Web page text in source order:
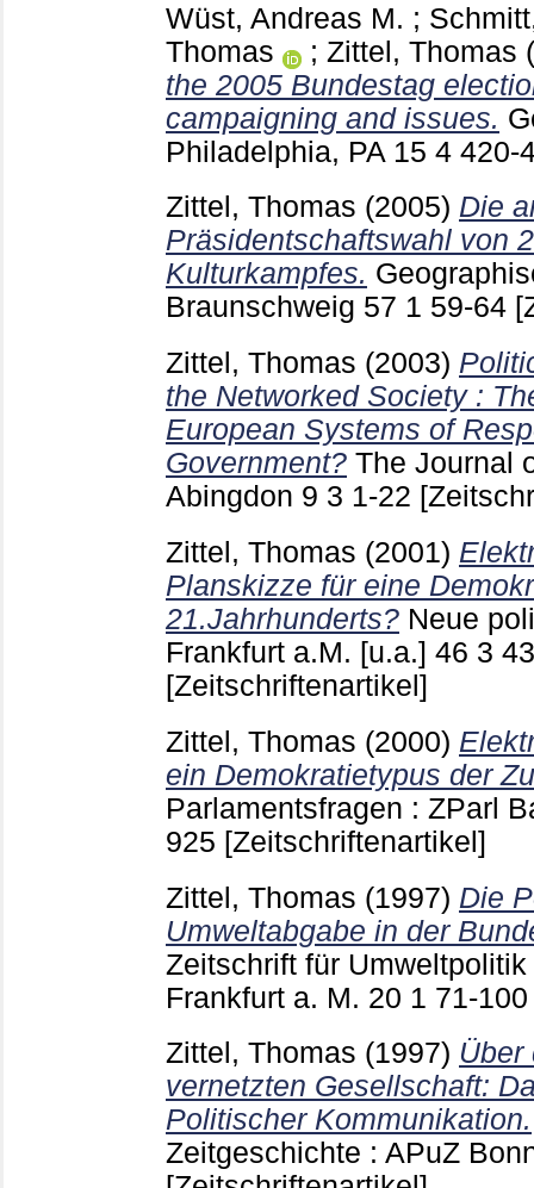
Wüst, Andreas M. ;
Thomas
; Zittel, Thomas
the 2005 Bundestag
campaigning and issues.
Philadelphia, PA 15 4 420-
Zittel, Thomas (2005) Die
Präsidentschaftswahl von
Kulturkampfes.
Braunschweig 57 1 59-64
Zittel, Thomas (2003)
the Networked Society :
European Systems of
Government? The Journal
Abingdon 9 3 1-22
Zittel, Thomas (2001)
Planskizze für eine
21.Jahrhunderts? Neue
Frankfurt a.M. [u.a.] 46 3
[Zeitschriftenartikel]
Zittel, Thomas (2000)
ein Demokratietypus der
Parlamentsfragen : ZParl
925 [Zeitschriftenartikel]
Zittel, Thomas (1997) Die
Umweltabgabe in der
Zeitschrift für
Frankfurt a. M. 20 1 71-
Zittel, Thomas (1997) Über
vernetzten Gesellschaft:
Politischer Kommunikation.
Zeitgeschichte : APuZ